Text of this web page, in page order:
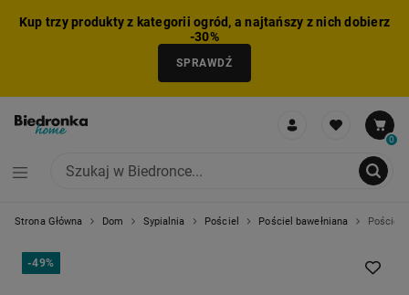
Kup trzy produkty z kategorii ogród, a najtańszy z nich dobierz
-30%
SPRAWDŹ
0
Strona Główna Dom Sypialnia Pościel Pościel bawełniana Pościel
-49%